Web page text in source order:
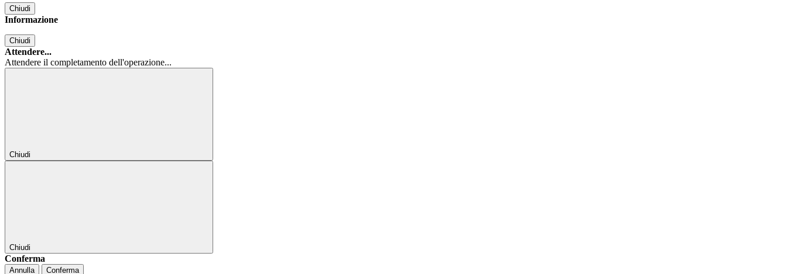
Chiudi
Informazione
Chiudi
Attendere...
Attendere il completamento dell'operazione...
Chiudi
Chiudi
Conferma
Annulla Conferma